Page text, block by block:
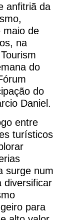
anfitriã da
maio de
na
do
do
Daniel.
entre
turísticos
surge num
diversificar
para